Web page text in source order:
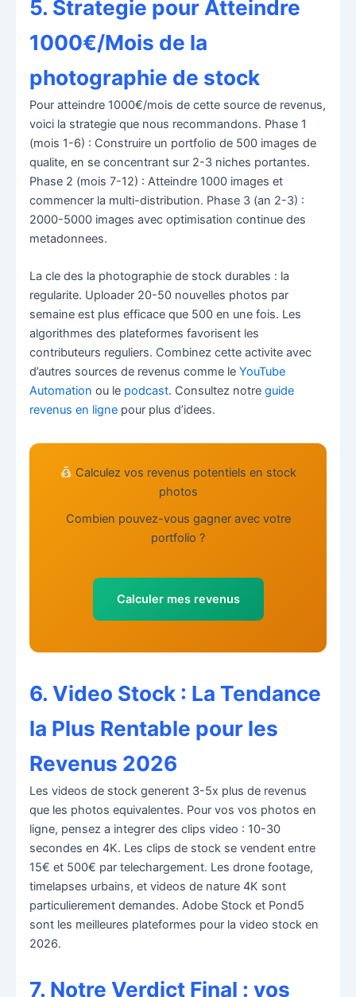
5. Strategie pour Atteindre
1000€/Mois de la
photographie de stock
Pour atteindre 1000€/mois de cette source de revenus,
voici la strategie que nous recommandons. Phase 1
(mois 1-6) : Construire un portfolio de 500 images de
qualite, en se concentrant sur 2-3 niches portantes.
Phase 2 (mois 7-12) : Atteindre 1000 images et
commencer la multi-distribution. Phase 3 (an 2-3) :
2000-5000 images avec optimisation continue des
metadonnees.
La cle des la photographie de stock durables : la
regularite. Uploader 20-50 nouvelles photos par
semaine est plus efficace que 500 en une fois. Les
algorithmes des plateformes favorisent les
contributeurs reguliers. Combinez cette activite avec
d’autres sources de revenus comme le YouTube
Automation ou le podcast. Consultez notre guide
revenus en lignepour plus d’idees.
Calculez vos revenus potentiels en stock
photos
Combien pouvez-vous gagner avec votre
portfolio ?
Calculer mes revenus
6. Video Stock : La Tendance
la Plus Rentable pour les
Revenus 2026
Les videos de stock generent 3-5x plus de revenus
que les photos equivalentes. Pour vos vos photos en
ligne, pensez a integrer des clips video : 10-30
secondes en 4K. Les clips de stock se vendent entre
15€ et 500€ par telechargement. Les drone footage,
timelapses urbains, et videos de nature 4K sont
particulierement demandes. Adobe Stock et Pond5
sont les meilleures plateformes pour la video stock en
2026.
7. Notre Verdict Final : vos